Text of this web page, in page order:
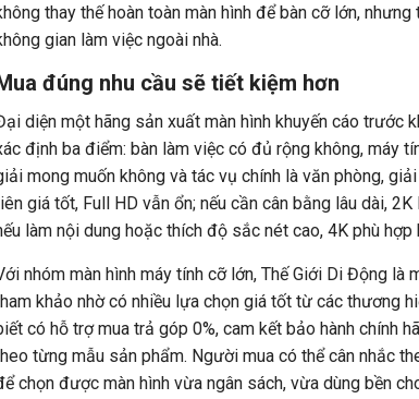
thay thế hoàn toàn màn hình để bàn cỡ lớn,
gian làm việc ngoài nhà.
đúng nhu cầu sẽ tiết kiệm hơn
diện một hãng sản xuất màn hình khuyến cáo trước
định ba điểm: bàn làm việc có đủ rộng không, máy
mong muốn không và tác vụ chính là văn phòng,
giá tốt, Full HD vẫn ổn; nếu cần cân bằng lâu dài,
làm nội dung hoặc thích độ sắc nét cao, 4K phù hợp
nhóm màn hình máy tính cỡ lớn, Thế Giới Di Động là
khảo nhờ có nhiều lựa chọn giá tốt từ các thương
có hỗ trợ mua trả góp 0%, cam kết bảo hành chính
từng mẫu sản phẩm. Người mua có thể cân nhắc
chọn được màn hình vừa ngân sách, vừa dùng bền